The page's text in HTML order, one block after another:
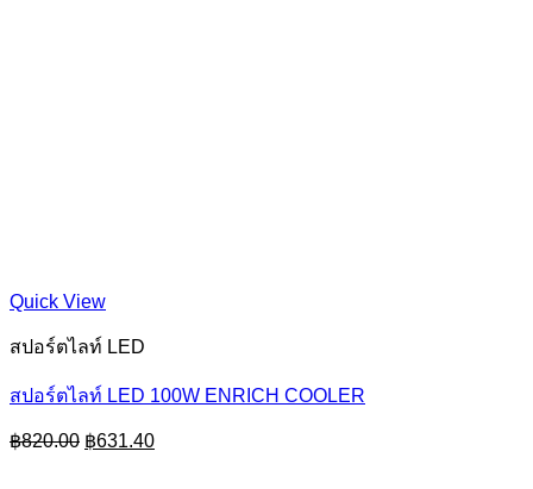
Quick View
สปอร์ตไลท์ LED
สปอร์ตไลท์ LED 100W ENRICH COOLER
฿820.00 Original
฿631.40Current